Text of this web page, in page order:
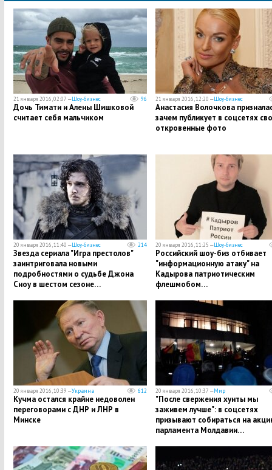
21 января 2016, 02:07 —Шоу-бизнес 96
Дочь Тимати и Алены Шишковой
считает себя мальчиком
21 января 2016, 12:20 —Шоу-бизнес
Анастасия Волочкова
зачем публикует в соцсетях
откровенные фото
20 января 2016, 11:40 —Шоу-бизнес 214
Звезда сериала "Игра престолов"
заинтриговала новыми
подробностями о судьбе Джона
Сноу в шестом сезоне…
20 января 2016, 11:25 —Шоу-бизнес
Российский шоу-биз отбивает
"информационную атаку" на
Кадырова патриотическим
флешмобом…
20 января 2016, 10:39 —Украина 612
Кучма остался крайне недоволен
переговорами с ДНР и ЛНР в
Минске
20 января 2016, 10:37 —Мир
"После свержения хунты мы
заживем лучше": в соцсетях
призывают собираться на
парламента Молдавии…